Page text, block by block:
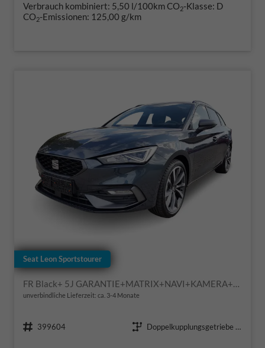
Verbrauch kombiniert: 5,50 l/100kmCO2-Klasse: D
CO2-Emissionen: 125,00 g/km
Seat Leon Sportstourer
FR Black+ 5J GARANTIE+MATRIX+NAVI+KAMERA+SHZ+18" ALU
unverbindliche Lieferzeit: ca. 3-4 Monate
399604
Doppelkupplungsgetriebe (DSG)